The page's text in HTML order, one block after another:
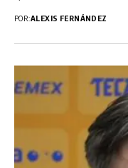
POR:ALEXIS FERNÁNDEZ